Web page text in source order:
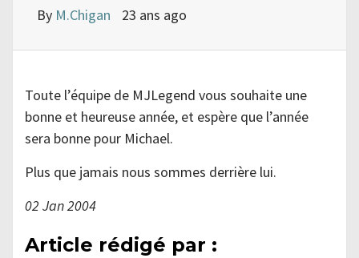
By M.Chigan 23 ans ago
Toute l’équipe de MJLegend vous souhaite une
bonne et heureuse année, et espère que l’année
sera bonne pour Michael.
Plus que jamais nous sommes derrière lui.
02 Jan 2004
Article rédigé par :